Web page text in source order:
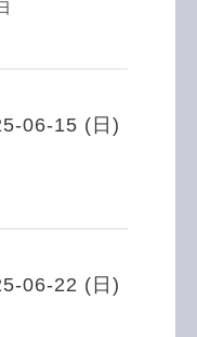
06-15 (日)
06-22 (日)